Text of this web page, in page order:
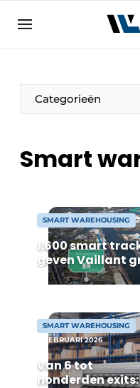
Categorieën
Smart
SMART WAREHOUSING
1.600 smart
geven Vaillant
SMART WAREHOUSING
4 FEBRUARI 2026
Van 6 tot
honderden exits: